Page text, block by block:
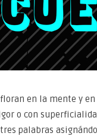
en la mente y
o con
palabras